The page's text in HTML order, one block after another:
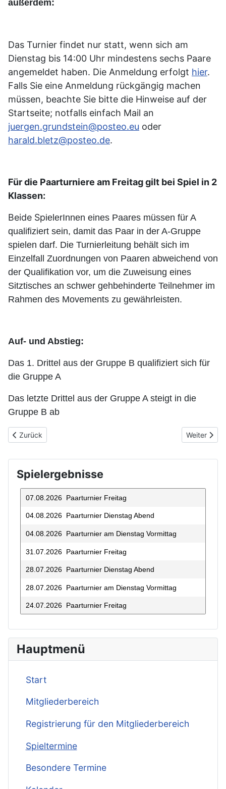
Spielergebnisse
07.08.2026 Paarturnier Freitag
04.08.2026 Paarturnier Dienstag Abend
04.08.2026 Paarturnier am Dienstag Vormittag
31.07.2026 Paarturnier Freitag
28.07.2026 Paarturnier Dienstag Abend
28.07.2026 Paarturnier am Dienstag Vormittag
24.07.2026 Paarturnier Freitag
14.07.2026 Paarturnier Dienstag Abend
10.07.2026 Paarturnier Freitag
30.06.2026 Paarturnier Dienstag Abend
26.06.2026 Paarturnier
23.06.2026 Paarturnier Dienstag Abend
23.06.2026 Paarturnier am Dienstag Vormittag
Hauptmenü
Start
Mitgliederbereich
Registrierung für den Mitgliederbereich
Spieltermine
Besondere Termine
außerdem:
Das Turnier findet nur statt, wenn sich am
Dienstag bis 14:00 Uhr mindestens sechs Paare
angemeldet haben. Die Anmeldung erfolgt hier.
Falls Sie eine Anmeldung rückgängig machen
müssen, beachte Sie bitte die Hinweise auf der
Startseite; notfalls einfach Mail an
juergen.grundstein@posteo.eu oder
harald.bletz@posteo.de.
Für die Paarturniere am Freitag gilt bei Spiel in 2
Klassen:
Beide SpielerInnen eines Paares müssen für A
qualifiziert sein, damit das Paar in der A-Gruppe
spielen darf. Die Turnierleitung behält sich im
Einzelfall Zuordnungen von Paaren abweichend von
der Qualifikation vor, um die Zuweisung eines
Sitztisches an schwer gehbehinderte Teilnehmer im
Rahmen des Movements zu gewährleisten.
Auf- und Abstieg:
Das 1. Drittel aus der Gruppe B qualifiziert sich für
die Gruppe A
Das letzte Drittel aus der Gruppe A steigt in die
Gruppe B ab
Vorheriger Beitrag: Organisation des FTBC 1958
Zurück Nächster
Weiter